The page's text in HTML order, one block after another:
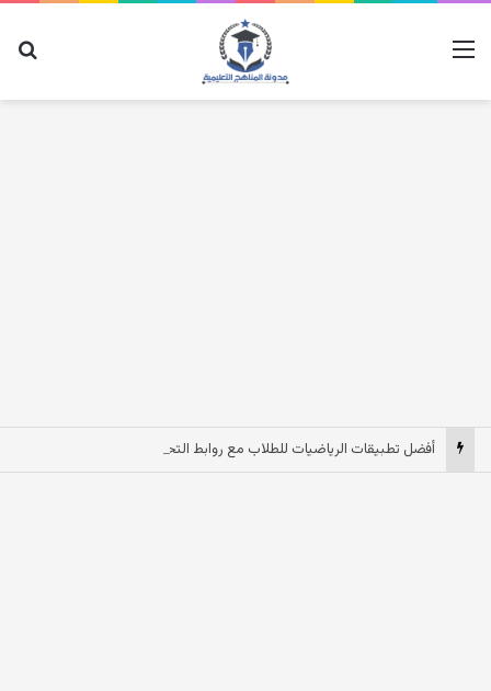
القائمة
أفضل تطبيقات الرياضيات للطلاب مع روابط التحميل والاستخدام